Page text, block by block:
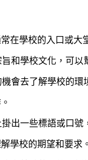
在學校的入口或大
和學校文化，可以
會去了解學校的
出一些標語或口
學校的期望和要求。